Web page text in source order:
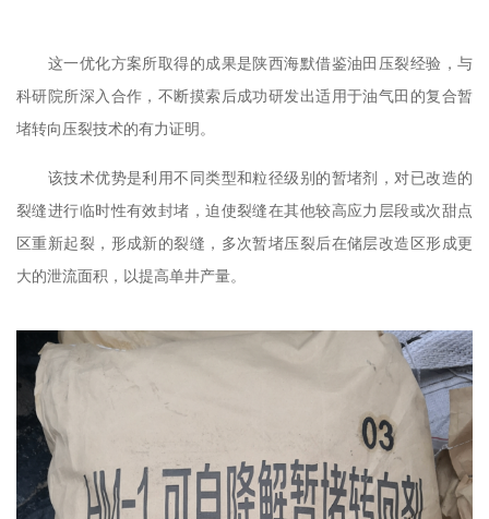
这一优化方案所取得的成果是陕西海默借鉴油田压裂经验，与
科研院所深入合作，不断摸索后成功研发出适用于油气田的复合暂
堵转向压裂技术的有力证明。
该技术优势是利用不同类型和粒径级别的暂堵剂，对已改造的
裂缝进行临时性有效封堵，迫使裂缝在其他较高应力层段或次甜点
区重新起裂，形成新的裂缝，多次暂堵压裂后在储层改造区形成更
大的泄流面积，以提高单井产量。